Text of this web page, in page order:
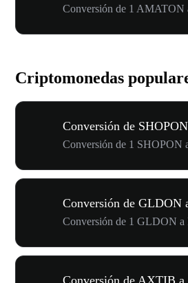
Conversión de 1 AMATON
Criptomonedas
Conversión de
Conversión de 1 SHOPON
Conversión de GLDON
Conversión de 1 GLDON a
Conversión de AXTIB